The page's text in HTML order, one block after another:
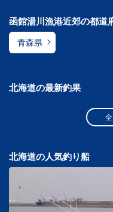
函館湯川漁港近郊の都道
青森県
北海道の最新釣果
北海道の人気釣り船